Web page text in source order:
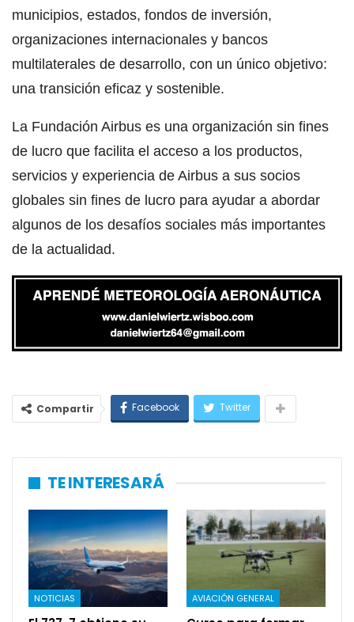
municipios, estados, fondos de inversión,
organizaciones internacionales y bancos
multilaterales de desarrollo, con un único objetivo:
una transición eficaz y sostenible.
La Fundación Airbus es una organización sin fines
de lucro que facilita el acceso a los productos,
servicios y experiencia de Airbus a sus socios
globales sin fines de lucro para ayudar a abordar
algunos de los desafíos sociales más importantes
de la actualidad.
Compartir Facebook Twitter
TE INTERESARÁ
NOTICIAS AVIACIÓN GENERAL